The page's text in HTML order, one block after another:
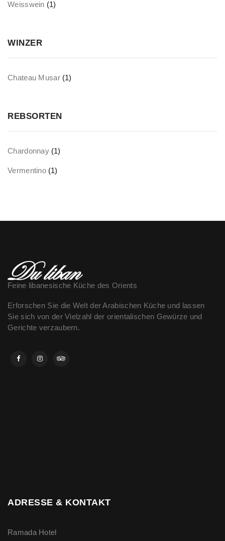
Weisswein (1)
WINZER
Chateau Musar (1)
REBSORTEN
Chardonnay (1)
Vermentino (1)
Feine libanesische Küche des Orients
Erforschen Sie die Welt der Arabischen Küche und lassen
Sie sich von der Vielzahl der orientalischen Gewürze und
Gerichte verzaubern.
ADRESSE & KONTAKT
Ramada Hotel